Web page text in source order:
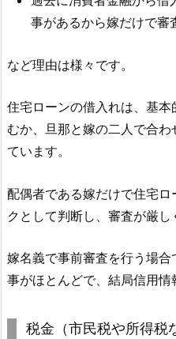
事があるから嫁だけで審
など理由は様々です。
住宅ローンの借入れは、基
むか、旦那と嫁の二人で合
ています。
配偶者である嫁だけで住宅
クとして判断し、審査が厳し
嫁名義で事前審査を行う場
事がほとんどで、結局信用情
税金（市民税や所得税